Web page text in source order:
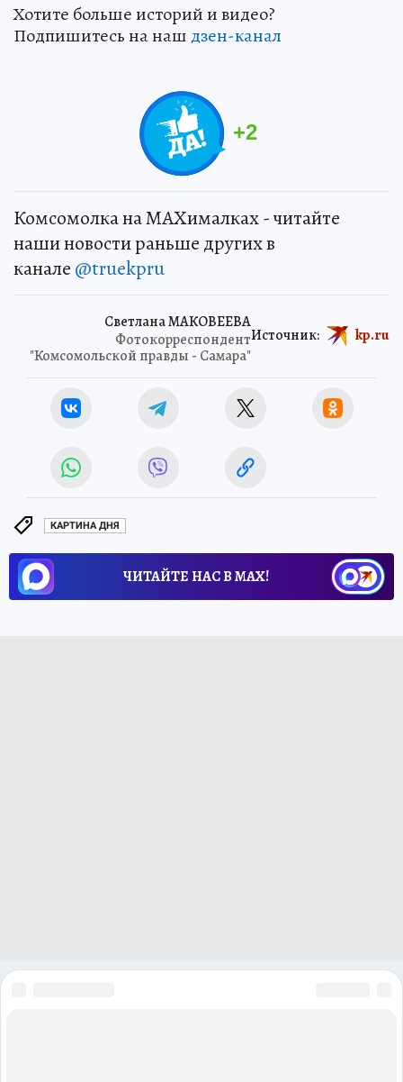
Хотите больше историй и видео?
Подпишитесь на наш дзен-канал
+2
Комсомолка на MAXималках - читайте
наши новости раньше других в
канале @truekpru
Светлана МАКОВЕЕВА
Фотокорреспондент
"Комсомольской правды - Самара"
Источник: kp.ru
КАРТИНА ДНЯ
ЧИТАЙТЕ НАС В МАХ!